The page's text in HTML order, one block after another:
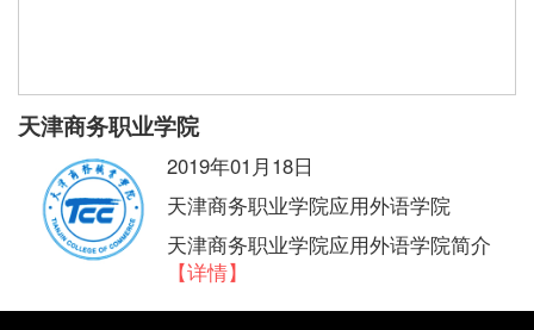
天津商务职业学院
2019年01月18日
天津商务职业学院应用外语学院
天津商务职业学院应用外语学院简介
【详情】